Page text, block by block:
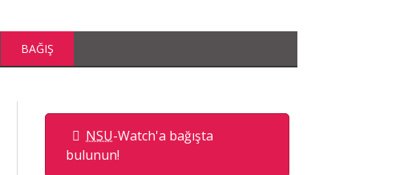
BAĞIŞ
NSU-Watch'a bağışta
bulunun!